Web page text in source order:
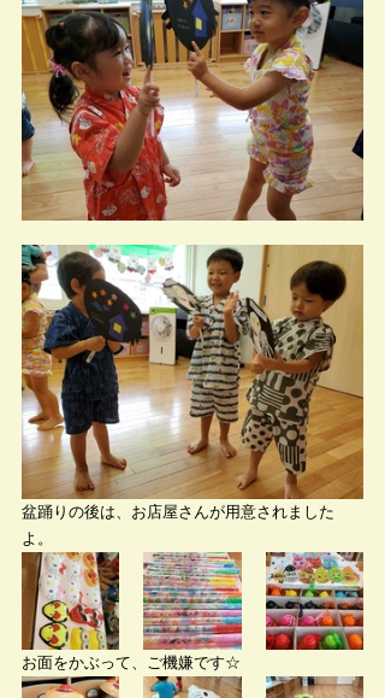
盆踊りの後は、お店屋さんが用意されました
よ。
お面をかぶって、ご機嫌です☆